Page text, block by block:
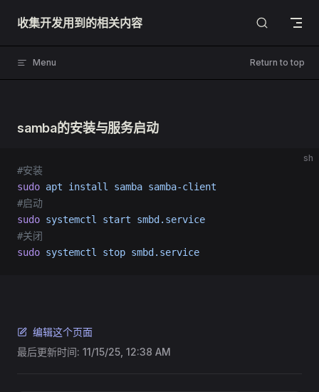
Skip to content
收集开发用到的相关内容
Menu Return to top
samba的安装与服务启动
sh
#安装
sudo apt install samba samba-client
#启动
sudo systemctl start smbd.service
#关闭
sudo systemctl stop smbd.service
编辑这个页面
最后更新时间: 11/15/25, 12:38 AM